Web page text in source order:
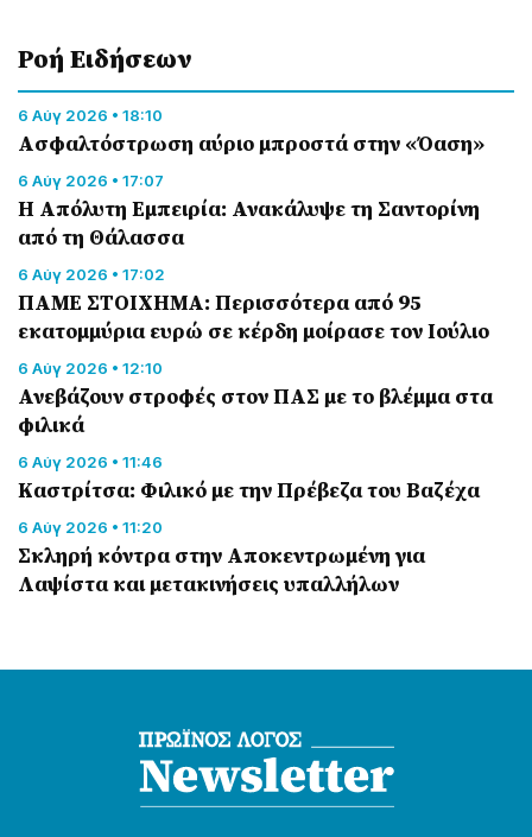
Ροή Eιδήσεων
6 Αύγ 2026 • 18:10
Ασφαλτόστρωση αύριο μπροστά στην «Όαση»
6 Αύγ 2026 • 17:07
Η Απόλυτη Εμπειρία: Ανακάλυψε τη Σαντορίνη
από τη Θάλασσα
6 Αύγ 2026 • 17:02
ΠΑΜΕ ΣΤΟΙΧΗΜΑ: Περισσότερα από 95
εκατομμύρια ευρώ σε κέρδη μοίρασε τον Ιούλιο
6 Αύγ 2026 • 12:10
Ανεβάζουν στροφές στον ΠΑΣ με το βλέμμα στα
φιλικά
6 Αύγ 2026 • 11:46
Καστρίτσα: Φιλικό με την Πρέβεζα του Βαζέχα
6 Αύγ 2026 • 11:20
Σκληρή κόντρα στην Αποκεντρωμένη για
Λαψίστα και μετακινήσεις υπαλλήλων